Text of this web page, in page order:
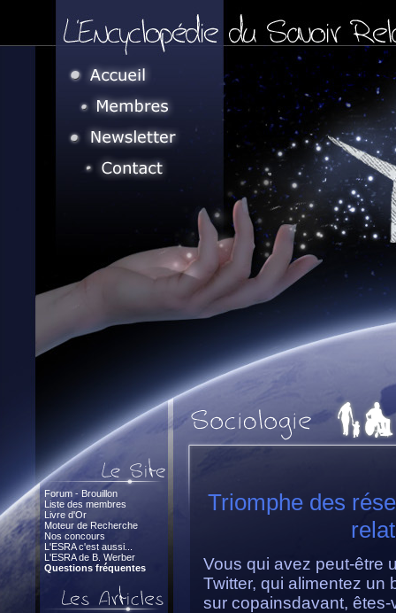
Forum - Brouillon
Liste des membres
Livre d'Or
Moteur de Recherche
Nos concours
L'ESRA c'est aussi...
L'ESRA de B. Werber
Questions fréquentes
Triomphe des
Vous qui avez peut-être
Twitter, qui alimentez un
sur copainsdavant, êtes-